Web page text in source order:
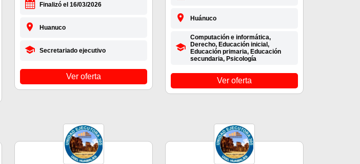
Finalizó el 16/03/2026
Huanuco
Secretariado ejecutivo
Ver oferta
Huánuco
Computación e informática,
Derecho, Educación inicial,
Educación primaria, Educación
secundaria, Psicología
Ver oferta